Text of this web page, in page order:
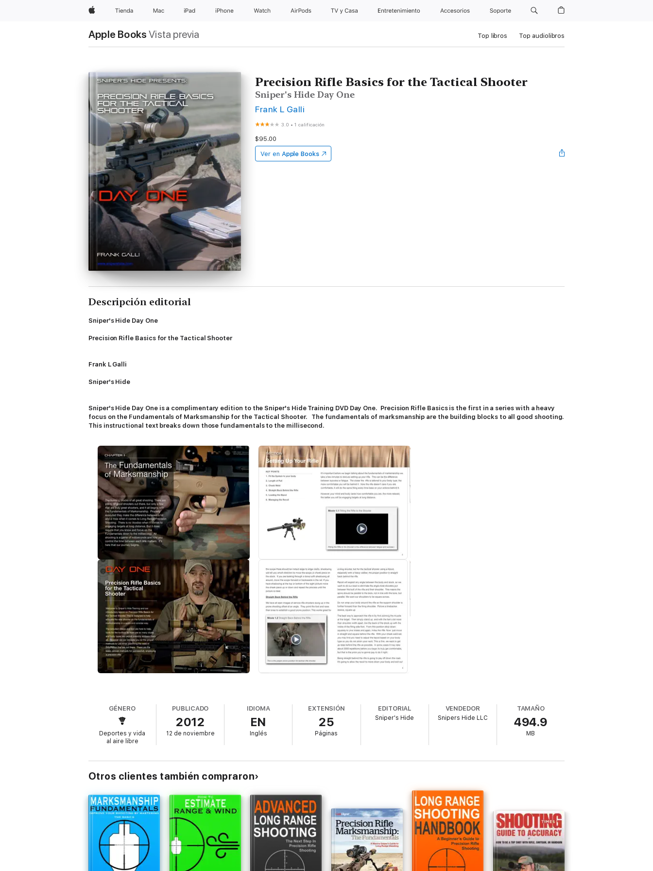
AppleTienda Mac iPad iPhone Watch AirPods TV & Casa Entretenimiento Accesorios Soporte
Apple Books Vista previa Top libros Top audiolibros
Precision Rifle Basics for the Tactical Shooter
Sniper's Hide Day One
Frank L Galli
3.0 •1 calificación
$95.00
Ver en Apple Books
Descripción editorial
Sniper's Hide Day One
Precision Rifle Basics for the Tactical Shooter
Frank L Galli
Sniper's Hide
Sniper's Hide Day One is a complimentary edition to the Sniper's Hide Training DVD Day One. Precision Rifle Basics is the first in a series with a heavy
focus on the Fundamentals of Marksmanship for the Tactical Shooter. The fundamentals of marksmanship are the building blocks to all good shooting.
This instructional text breaks down those fundamentals to the millisecond.
GÉNERO
Deportes y vida
al aire libre
PUBLICADO
2012
12 de noviembre
IDIOMA
EN
Inglés
EXTENSIÓN
25
Páginas
EDITORIAL
Sniper's Hide
VENDEDOR
Snipers Hide LLC
TAMAÑO
494.9
MB
Otros clientes también compraron